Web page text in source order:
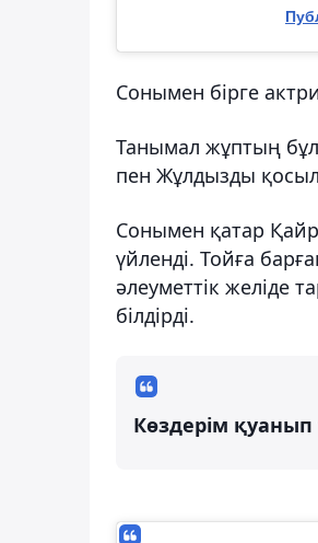
Сонымен бірге
Танымал жұптың
пен Жұлдызды
Сонымен қатар
үйленді. Тойға
әлеуметтік желіде
білдірді.
Көздерім